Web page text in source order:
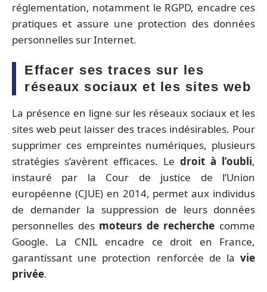
réglementation, notamment le RGPD, encadre ces
pratiques et assure une protection des données
personnelles sur Internet.
Effacer ses traces sur les
réseaux sociaux et les sites web
La présence en ligne sur les réseaux sociaux et les
sites web peut laisser des traces indésirables. Pour
supprimer ces empreintes numériques, plusieurs
stratégies s’avèrent efficaces. Le droit à l’oubli,
instauré par la Cour de justice de l’Union
européenne (CJUE) en 2014, permet aux individus
de demander la suppression de leurs données
personnelles des moteurs de recherche comme
Google. La CNIL encadre ce droit en France,
garantissant une protection renforcée de la vie
privée.